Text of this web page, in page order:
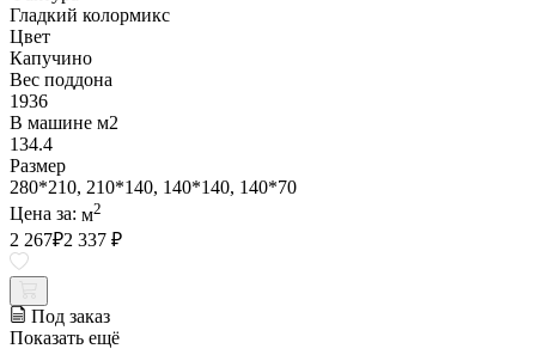
Гладкий колормикс
Цвет
Капучино
Вес поддона
1936
В машине м2
134.4
Размер
280*210, 210*140, 140*140, 140*70
Цена за: м2
2 267₽2 337 ₽
Под заказ
Показать ещё